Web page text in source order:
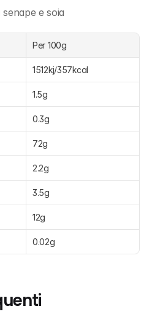
e soia
Per 100g
1512kj/357kcal
1.5g
0.3g
72g
2.2g
3.5g
12g
0.02g